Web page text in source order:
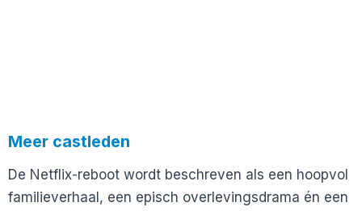
Meer castleden
De Netflix-reboot wordt beschreven als een hoopvol
familieverhaal, een episch overlevingsdrama én een